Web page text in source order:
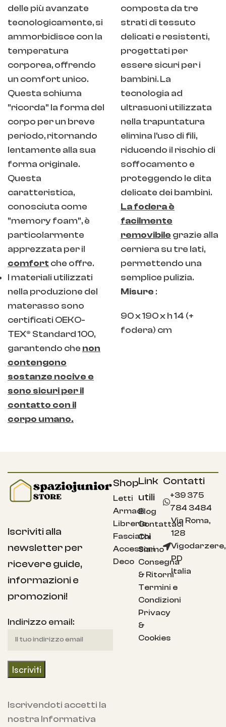
delle più avanzate
tecnologicamente, si
ammorbidisce con la
temperatura
corporea, offrendo
un comfort unico.
Questa schiuma
"ricorda" la forma del
corpo per un breve
periodo, ritornando
lentamente alla sua
forma originale.
Questa
caratteristica,
conosciuta come
"memory foam", è
particolarmente
apprezzata per il
comfort che offre.
I materiali utilizzati
nella produzione del
materasso sono
certificati OEKO-
TEX® Standard 100,
garantendo che non
contengono
sostanze nocive e
sono sicuri per il
contatto con il
corpo umano.
composta da tre
strati di tessuto
delicati e resistenti,
progettati per
essere sicuri per i
bambini. La
tecnologia ad
ultrasuoni utilizzata
nella trapuntatura
elimina l'uso di fili,
riducendo il rischio di
soffocamento e
proteggendo le dita
delicate dei bambini.
La fodera è
facilmente
removibile grazie alla
cerniera su tre lati,
permettendo una
semplice pulizia.
Misure :
90 x 190 x h 14 (+
fodera) cm
Iscriviti alla
newsletter per
ricevere guide,
informazioni e
promozioni!
Indirizzo email:
Iscrivendoti accetti la
nostra Informativa
Shop
Letti
Armadi
Librerie
Fasciatoi
Accessori
Deco
Link
utili
Blog
Contattaci
Chi
Siamo
Consegna
& Ritorni
Termini e
Condizioni
Privacy
&
Cookies
Contatti
+39 375
784 3484
Via Roma,
128
Vigodarzere,
PD
Italia